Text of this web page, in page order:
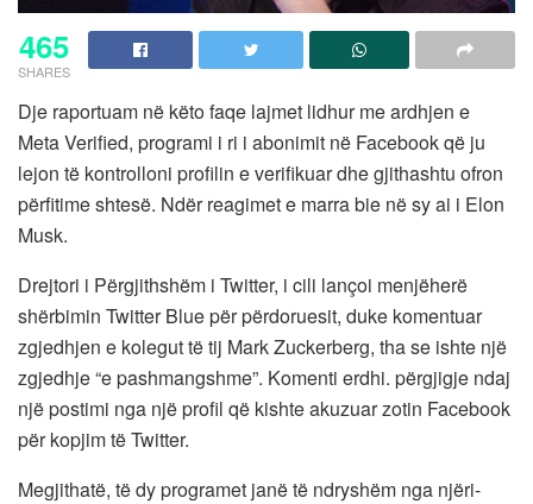
465
SHARES
Dje raportuam në këto faqe lajmet lidhur me ardhjen e
Meta Verified, programi i ri i abonimit në Facebook që ju
lejon të kontrolloni profilin e verifikuar dhe gjithashtu ofron
përfitime shtesë. Ndër reagimet e marra bie në sy ai i Elon
Musk.
Drejtori i Përgjithshëm i Twitter, i cili lançoi menjëherë
shërbimin Twitter Blue për përdoruesit, duke komentuar
zgjedhjen e kolegut të tij Mark Zuckerberg, tha se ishte një
zgjedhje “e pashmangshme”. Komenti erdhi. përgjigje ndaj
një postimi nga një profil që kishte akuzuar zotin Facebook
për kopjim të Twitter.
Megjithatë, të dy programet janë të ndryshëm nga njëri-